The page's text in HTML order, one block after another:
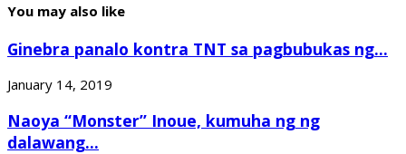
You may also like
Ginebra panalo kontra TNT sa pagbubukas ng...
January 14, 2019
Naoya “Monster” Inoue, kumuha ng ng
dalawang...